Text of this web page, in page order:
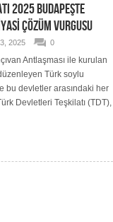
2025 BUDAPEŞTE
ÇÖZÜM VURGUSU
2025 0
Antlaşması ile kurulan
Türk soylu
bu devletler arasındaki her
Devletleri Teşkilatı (TDT),